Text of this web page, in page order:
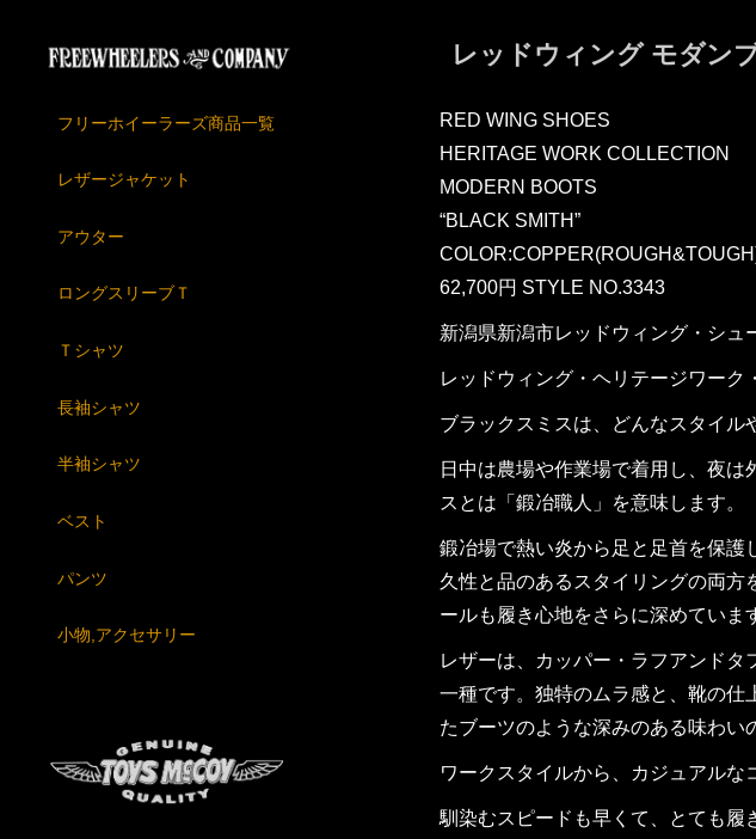
レッドウィング モダン
RED WING SHOES
HERITAGE WORK COLLECTION
MODERN BOOTS
“BLACK SMITH”
62,700円 STYLE NO.3343
新潟県新潟市レッドウィング・シュ
レッドウィング・ヘリテージワーク
ブラックスミスは、どんなスタイル
日中は農場や作業場で着用し、夜
スとは「鍛冶職人」を意味します。
鍛冶場で熱い炎から足と足首を保護
久性と品のあるスタイリングの両
ールも履き心地をさらに深めていま
レザーは、カッパー・ラフアンド
一種です。独特のムラ感と、靴の仕
たブーツのような深みのある味わい
ワークスタイルから、カジュアルな
馴染むスピードも早くて、とても履
フリーホイーラーズ商品一覧
レザージャケット
アウター
ロングスリーブＴ
Ｔシャツ
長袖シャツ
半袖シャツ
ベスト
パンツ
小物,アクセサリー